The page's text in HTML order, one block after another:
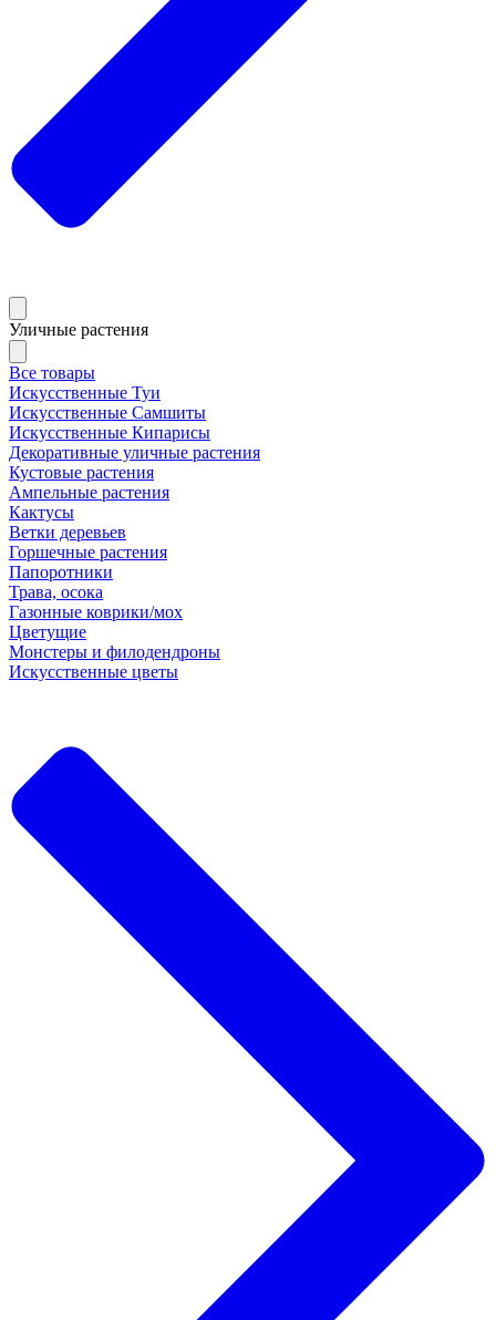
Уличные растения
Все товары
Искусственные Туи
Искусственные Самшиты
Искусственные Кипарисы
Декоративные уличные растения
Кустовые растения
Ампельные растения
Кактусы
Ветки деревьев
Горшечные растения
Папоротники
Трава, осока
Газонные коврики/мох
Цветущие
Монстеры и филодендроны
Искусственные цветы